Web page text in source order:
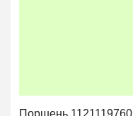
Поршень 1121119760